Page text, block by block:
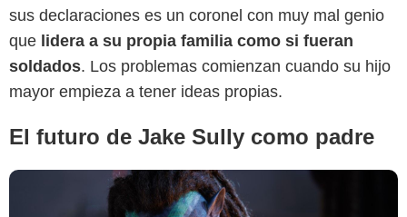
sus declaraciones es un coronel con muy mal genio
que lidera a su propia familia como si fueran
soldados. Los problemas comienzan cuando su hijo
mayor empieza a tener ideas propias.
El futuro de Jake Sully como padre